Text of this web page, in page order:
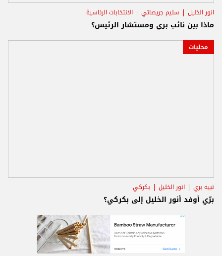
انور الخليل سليم جريصاتي الانتخابات الرئاسية
ماذا بين نائب بري ومستشار الرئيس؟
محليات
نبيه بري انور الخليل بكركي
برّي أوفد أنور الخليل إلى بكركي؟